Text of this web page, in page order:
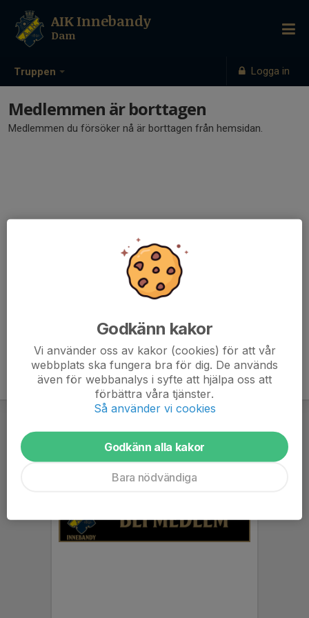
Truppen Logga in
AIK Innebandy
Dam
Medlemmen är borttagen
Medlemmen du försöker nå är borttagen från hemsidan.
Godkänn kakor
Vi använder oss av kakor (cookies) för att vår
webbplats ska fungera bra för dig. De används
även för webbanalys i syfte att hjälpa oss att
förbättra våra tjänster.
Så använder vi cookies
Godkänn alla kakor
Bara nödvändiga